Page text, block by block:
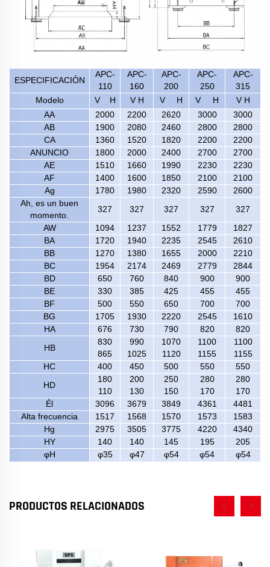
ESPECIFICACIÓN
APC-
110
APC-
160
APC-
200
APC-
250
APC-
315
Modelo
V H V H V H V H
V H
AA
2000 2200 2620 3000
3000
AB
1900 2080 2460 2800
2800
CA
1360 1520 1820 2200
2200
ANUNCIO
1800 2000 2400 2700
2700
AE
1510 1660 1990 2230
2230
AF
1400 1600 1850 2100
2100
Ag
1780 1980 2320 2590
2600
Ah, es un buen
momento.
327 327 327 327
327
AW
1094 1237 1552 1779
1827
BA
1720 1940 2235 2545
2610
BB
1270 1380 1655 2000
2210
BC
1954 2174 2469 2779
2844
BD
650 760 840 900
900
BE
330 385 425 455
455
BF
500 550 650 700
700
BG
1705 1930 2220 2545
1610
HA
676 730 790 820
820
HB
830
865
990
1025
1070
1120
1100
1155
1100
1155
HC
400 450 500 550
550
HD
180
110
200
130
250
150
280
170
280
170
Él
3096 3679 3849 4361
4481
Alta frecuencia
1517 1568 1570 1573
1583
Hg
2975 3505 3775 4220
4340
HY
140 140 145 195
205
φH
φ35 φ47 φ54 φ54 φ54
PRODUCTOS RELACIONADOS